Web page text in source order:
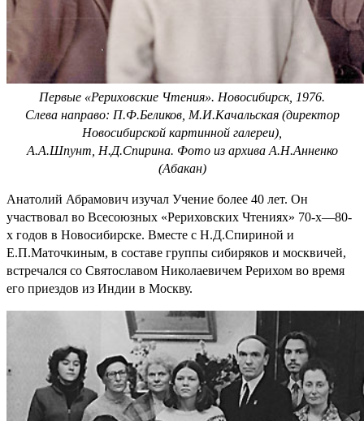
Первые «Рериховские Чтения». Новосибирск, 1976.
Слева направо: П.Ф.Беликов, М.И.Качальская (директор
Новосибирской картинной галереи),
А.А.Шпунт, Н.Д.Спирина. Фото из архива А.Н.Анненко
(Абакан)
Анатолий Абрамович изучал Учение более 40 лет. Он
участвовал во Всесоюзных «Рериховских Чтениях» 70-х—80-
х годов в Новосибирске. Вместе с Н.Д.Спириной и
Е.П.Маточкиным, в составе группы сибиряков и москвичей,
встречался со Святославом Николаевичем Рерихом во время
его приездов из Индии в Москву.